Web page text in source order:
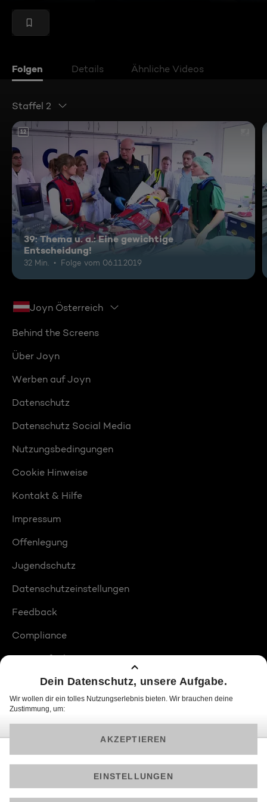
Folgen Details Ähnliche Videos
Staffel 2
12
39: Thema u. a.: Eine gewichtige
Entscheidung!
32 Min. Folge vom 06.11.2019
Joyn Österreich
Behind the Screens
Über Joyn
Werben auf Joyn
Datenschutz
Datenschutz Social Media
Nutzungsbedingungen
Cookie Hinweise
Kontakt & Hilfe
Impressum
Offenlegung
Jugendschutz
Datenschutzeinstellungen
Feedback
Compliance
Barrierefreiheit
Produktplatzierungen